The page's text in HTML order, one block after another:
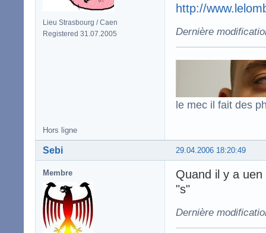
Lieu Strasbourg / Caen
Registered 31.07.2005
http://
Dernière
le mec il fait des
Hors ligne
29.04.2006 18:20:49
Sebi
Membre
Quand il y a
"s"
Dernière